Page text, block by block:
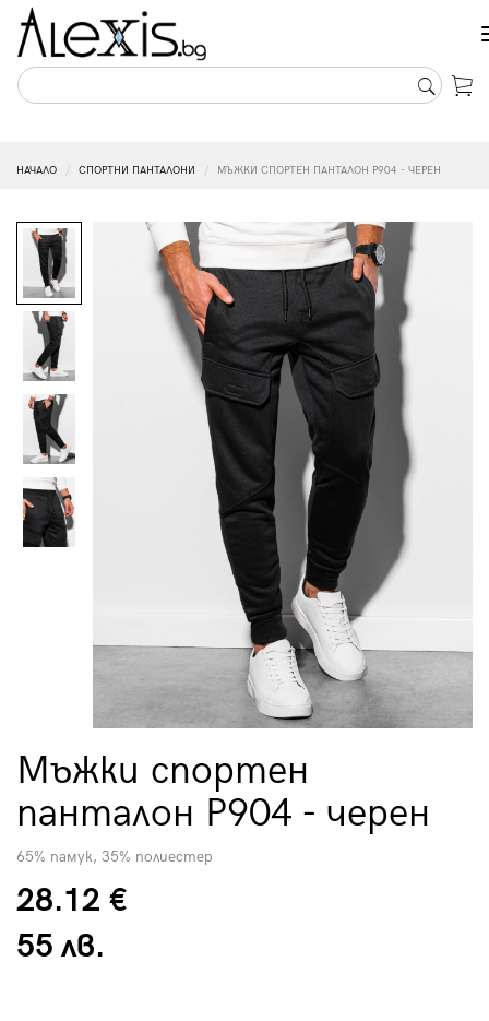
НАЧАЛО СПОРТНИ ПАНТАЛОНИ МЪЖКИ СПОРТЕН ПАНТАЛОН P904 - ЧЕРЕН
Мъжки спортен
панталон P904 - черен
65% памук, 35% полиестер
28.12 €
55 лв.